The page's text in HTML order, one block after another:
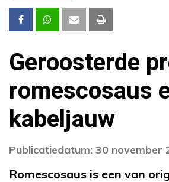
Geroosterde
romescosaus
kabeljauw
Publicatiedatum: 30 november
Romescosaus is een van